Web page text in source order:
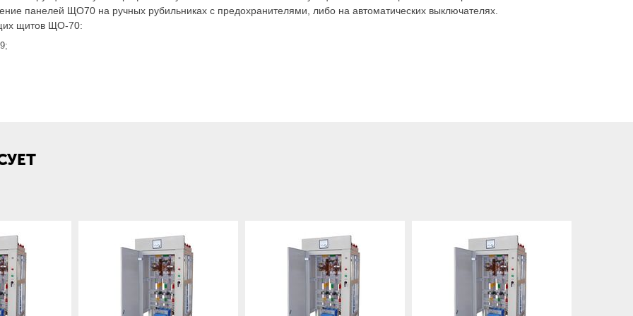
панелей ЩО70 на ручных рубильниках с предохранителями, либо на автоматических выключателях.
щитов ЩО-70:
щитов комплектуются шинным мостом. Расстояние между фасадами панелей 1500 мм и более.